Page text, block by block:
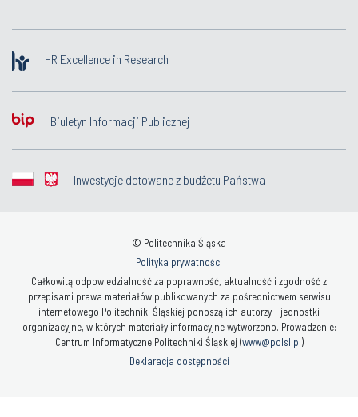
HR Excellence in Research
Biuletyn Informacji Publicznej
Inwestycje dotowane z budżetu Państwa
© Politechnika Śląska
Polityka prywatności
Całkowitą odpowiedzialność za poprawność, aktualność i zgodność z
przepisami prawa materiałów publikowanych za pośrednictwem serwisu
internetowego Politechniki Śląskiej ponoszą ich autorzy - jednostki
organizacyjne, w których materiały informacyjne wytworzono. Prowadzenie:
Centrum Informatyczne Politechniki Śląskiej (www@polsl.pl)
Deklaracja dostępności